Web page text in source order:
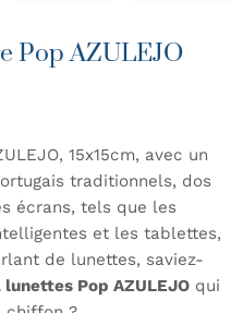
Pop AZULEJO
15x15cm, avec un
traditionnels, dos
écrans, tels que les
et les tablettes,
de lunettes, saviez-
lunettes Pop AZULEJO qui